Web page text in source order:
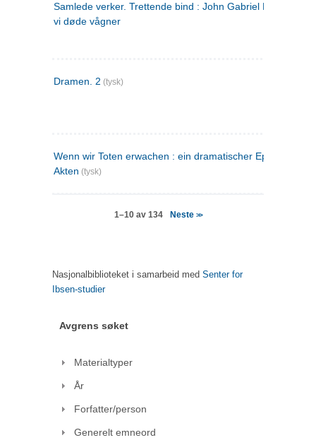
Samlede verker. Trettende bind : John Gabriel Borkman ;
vi døde vågner
Dramen. 2 (tysk)
Wenn wir Toten erwachen : ein dramatischer Epilog in drei
Akten (tysk)
1–10 av 134 Neste >>
Nasjonalbiblioteket i samarbeid med Senter for
Ibsen-studier
Avgrens søket
Materialtyper
År
Forfatter/person
Generelt emneord